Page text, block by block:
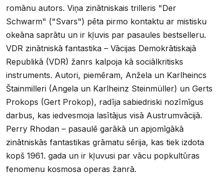
romānu autors. Viņa zinātniskais trilleris "Der
Schwarm" ("Svars") pēta pirmo kontaktu ar mistisku
okeāna saprātu un ir kļuvis par pasaules bestselleru.
VDR zinātniskā fantastika – Vācijas Demokrātiskajā
Republikā (VDR) žanrs kalpoja kā sociālkritisks
instruments. Autori, piemēram, Anžela un Karlheincs
Štainmilleri (Angela un Karlheinz Steinmüller) un Gerts
Prokops (Gert Prokop), radīja sabiedriski nozīmīgus
darbus, kas iedvesmoja lasītājus visā Austrumvācijā.
Perry Rhodan – pasaulē garākā un apjomīgākā
zinātniskās fantastikas grāmatu sērija, kas tiek izdota
kopš 1961. gada un ir kļuvusi par vācu popkultūras
fenomenu kosmosa operas žanrā.